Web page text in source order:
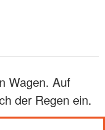
Wagen. Auf
der Regen ein.